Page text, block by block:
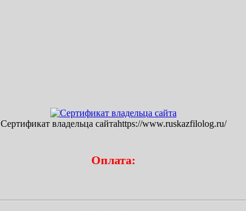
Сертификат владельца сайтаhttps://www.ruskazfilolog.ru/
Оплата: